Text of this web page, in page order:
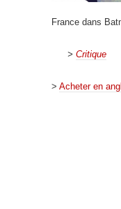
France dans
> Critique
> Acheter en